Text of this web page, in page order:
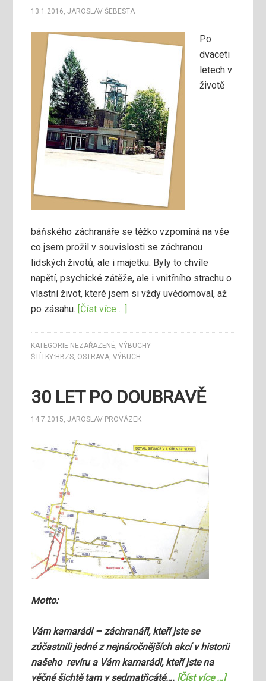
13.1.2016,JAROSLAV ŠEBESTA
Po
dvaceti
letech v
životě
báňského záchranáře se těžko vzpomíná na vše
co jsem prožil v souvislosti se záchranou
lidských životů, ale i majetku. Byly to chvíle
napětí, psychické zátěže, ale i vnitřního strachu o
vlastní život, které jsem si vždy uvědomoval, až
po zásahu. [Číst více …]
KATEGORIE: NEZAŘAZENÉ,VÝBUCHY
ŠTÍTKY: HBZS, OSTRAVA,VÝBUCH
30 LET PO DOUBRAVĚ
14.7.2015,JAROSLAV PROVÁZEK
Motto:
Vám kamarádi – záchranáři, kteří jste se
zúčastnili jedné z nejnáročnějších akcí v historii
našeho revíru a Vám kamarádi, kteří jste na
věčné šichtě tam v sedmatřicáté…. [Číst více …]